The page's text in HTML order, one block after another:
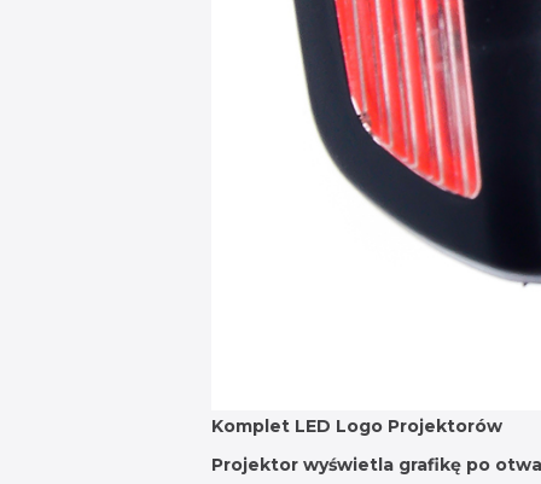
Komplet LED Logo Projektorów
Projektor wyświetla grafikę po